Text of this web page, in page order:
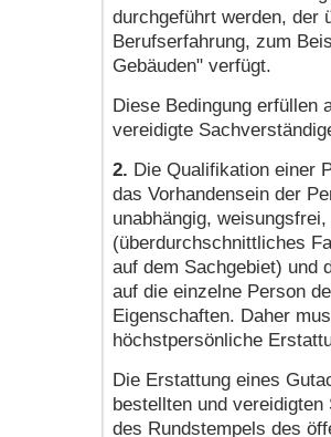
durchgeführt werden, der
Berufserfahrung, zum
Gebäuden" verfügt.
Diese Bedingung erfüllen
vereidigte
2. Die Qualifikation einer
das Vorhandensein der
unabhängig,
(überdurchschnittliches
auf dem Sachgebiet) und
auf die einzelne Person
Eigenschaften. Daher
höchstpersönliche
Die Erstattung eines
bestellten und vereidigten
des Rundstempels des